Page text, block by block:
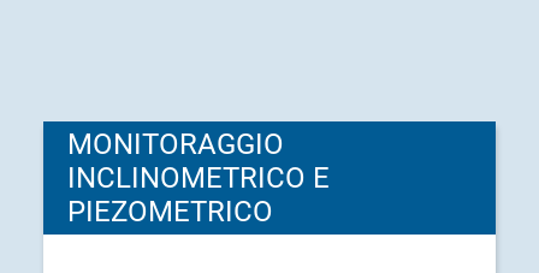
MONITORAGGIO
INCLINOMETRICO E
PIEZOMETRICO